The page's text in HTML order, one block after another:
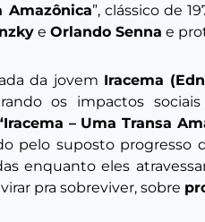
Amazônica”, clássico de
e Orlando Senna e
da jovem Iracema
os impactos
– Uma Transa
pelo suposto progresso
enquanto eles
pra sobreviver, sobre